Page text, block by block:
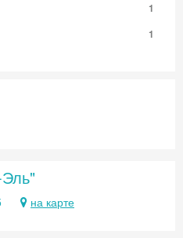
1
1
на карте